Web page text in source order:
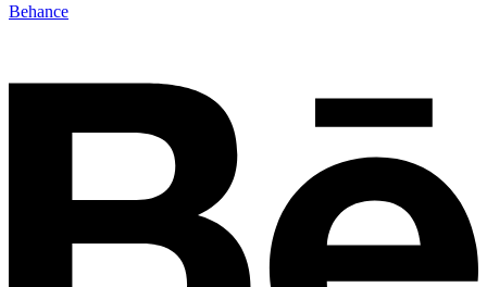
Behance